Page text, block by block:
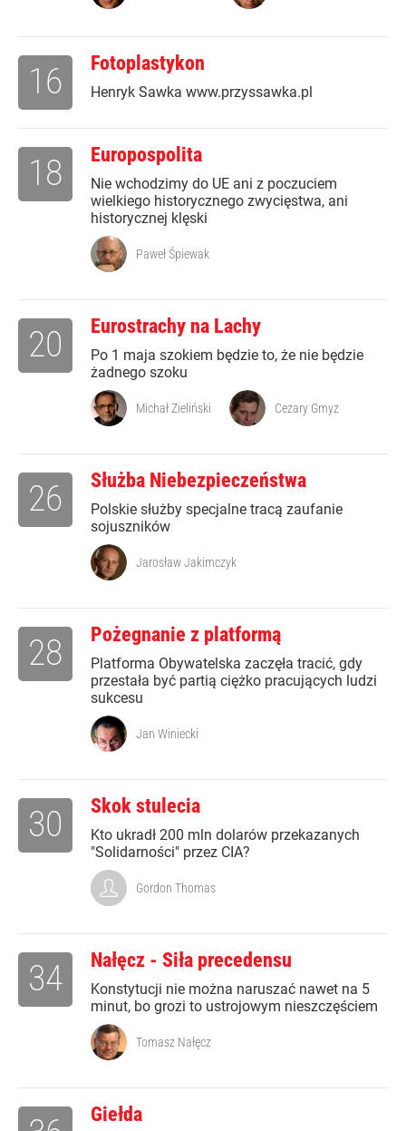
Fotoplastykon
Henryk Sawka www.przyssawka.pl
16
Europospolita
Nie wchodzimy do UE ani z poczuciem
wielkiego historycznego zwycięstwa, ani
historycznej klęski
18
Paweł Śpiewak
Eurostrachy na Lachy
Po 1 maja szokiem będzie to, że nie będzie
żadnego szoku
20
Michał Zieliński Cezary Gmyz
Służba Niebezpieczeństwa
Polskie służby specjalne tracą zaufanie
sojuszników
26
Jarosław Jakimczyk
Pożegnanie z platformą
Platforma Obywatelska zaczęła tracić, gdy
przestała być partią ciężko pracujących ludzi
sukcesu
28
Jan Winiecki
Skok stulecia
Kto ukradł 200 mln dolarów przekazanych
"Solidarności" przez CIA?
30
Gordon Thomas
Nałęcz - Siła precedensu
Konstytucji nie można naruszać nawet na 5
minut, bo grozi to ustrojowym nieszczęściem
34
Tomasz Nałęcz
Giełda